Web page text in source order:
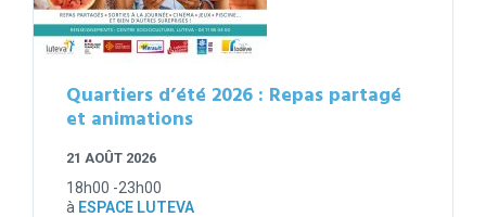
Quartiers d’été 2026 : Repas partagé
et animations
21 AOÛT 2026
18h00 -23h00
à ESPACE LUTEVA